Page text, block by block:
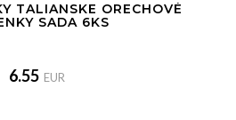
TALIANSKE ORECHOVÉ
SADA 6KS
6.55 EUR